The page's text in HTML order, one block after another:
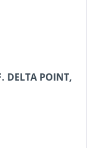
DELTA POINT,